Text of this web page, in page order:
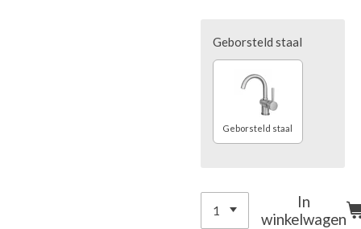
Geborsteld staal
Geborsteld staal
In
winkelwagen